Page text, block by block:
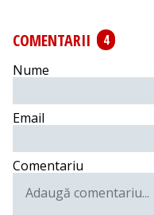
COMENTARII
4
Nume
Email
Comentariu